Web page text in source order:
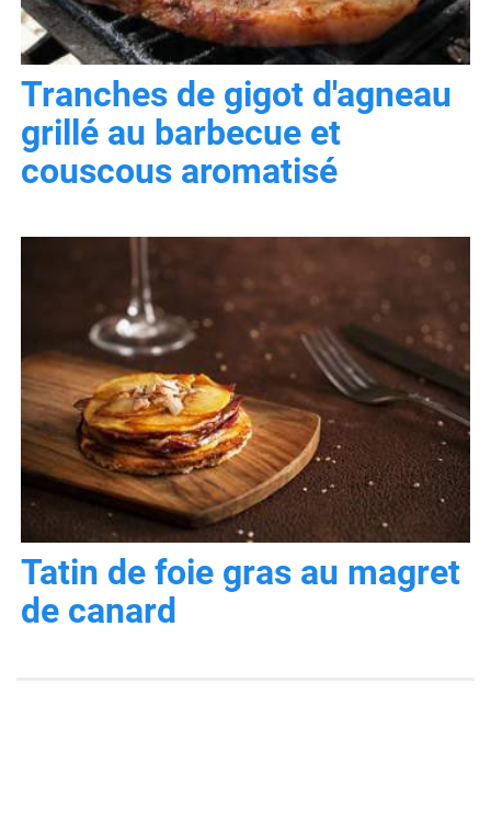
Tranches de gigot d'agneau
grillé au barbecue et
couscous aromatisé
Tatin de foie gras au magret
de canard